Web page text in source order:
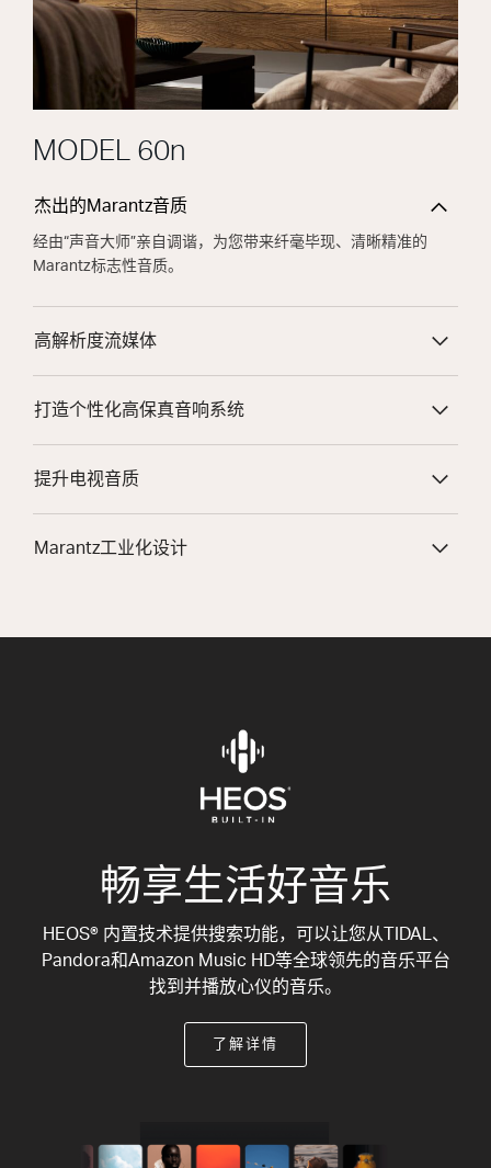
MODEL 60n
杰出的Marantz音质
经由“声音大师”亲自调谐，为您带来纤毫毕现、清晰精准的
Marantz标志性音质。
高解析度流媒体
打造个性化高保真音响系统
提升电视音质
Marantz工业化设计
畅享生活好音乐
HEOS® 内置技术提供搜索功能，可以让您从TIDAL、
Pandora和Amazon Music HD等全球领先的音乐平台
找到并播放心仪的音乐。
了解详情